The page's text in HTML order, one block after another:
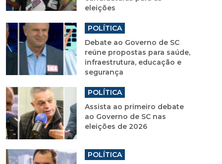
eleições
POLÍTICA
Debate ao Governo de SC
reúne propostas para saúde,
infraestrutura, educação e
segurança
POLÍTICA
Assista ao primeiro debate
ao Governo de SC nas
eleições de 2026
POLÍTICA